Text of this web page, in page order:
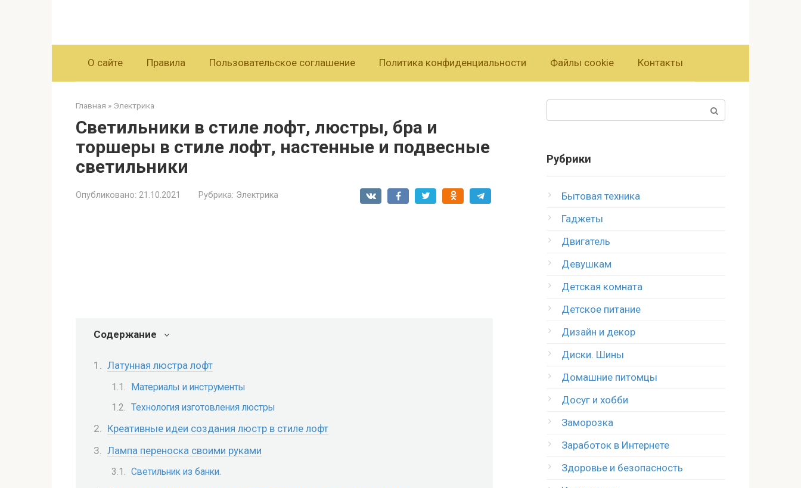
О сайте Правила Пользовательское соглашение Политика конфиденциальности Файлы cookie Контакты
Главная » Электрика
Светильники в стиле лофт, люстры, бра и
торшеры в стиле лофт, настенные и подвесные
светильники
Опубликовано: 21.10.2021 Рубрика: Электрика
Содержание
Латунная люстра лофт
Материалы и инструменты
Технология изготовления люстры
Креативные идеи создания люстр в стиле лофт
Лампа переноска своими руками
Светильник из банки.
Рубрики
Бытовая техника
Гаджеты
Двигатель
Девушкам
Детская комната
Детское питание
Дизайн и декор
Диски. Шины
Домашние питомцы
Досуг и хобби
Заморозка
Заработок в Интернете
Здоровье и безопасность